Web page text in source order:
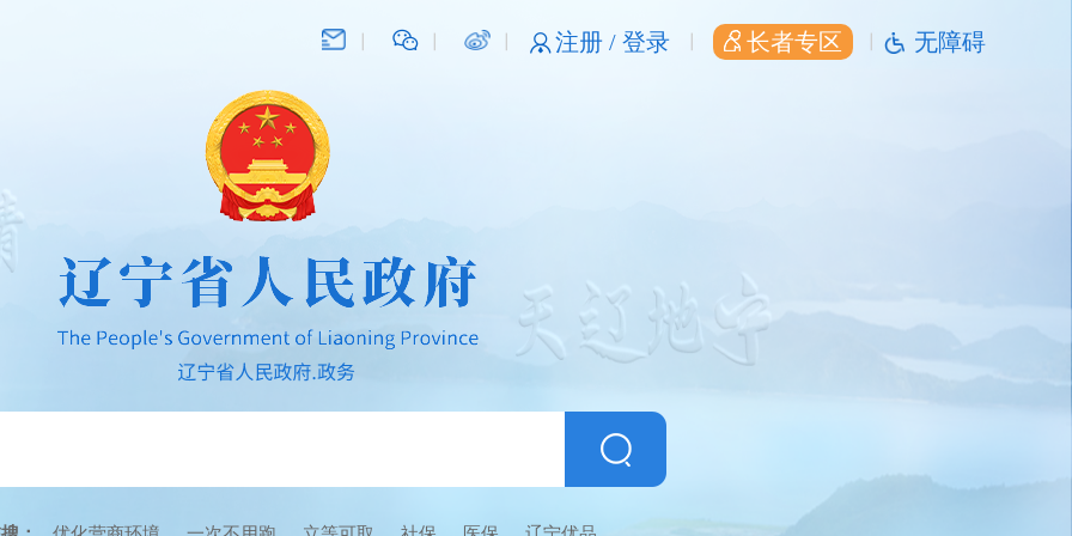
注册 / 登录 长者专区 无障碍